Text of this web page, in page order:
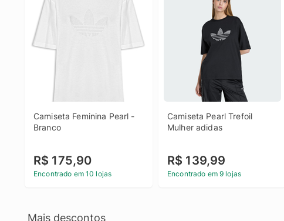
Camiseta Feminina Pearl -
Branco
R$ 175,90
Encontrado em 10 lojas
Camiseta Pearl Trefoil
Mulher adidas
R$ 139,99
Encontrado em 9 lojas
Mais descontos